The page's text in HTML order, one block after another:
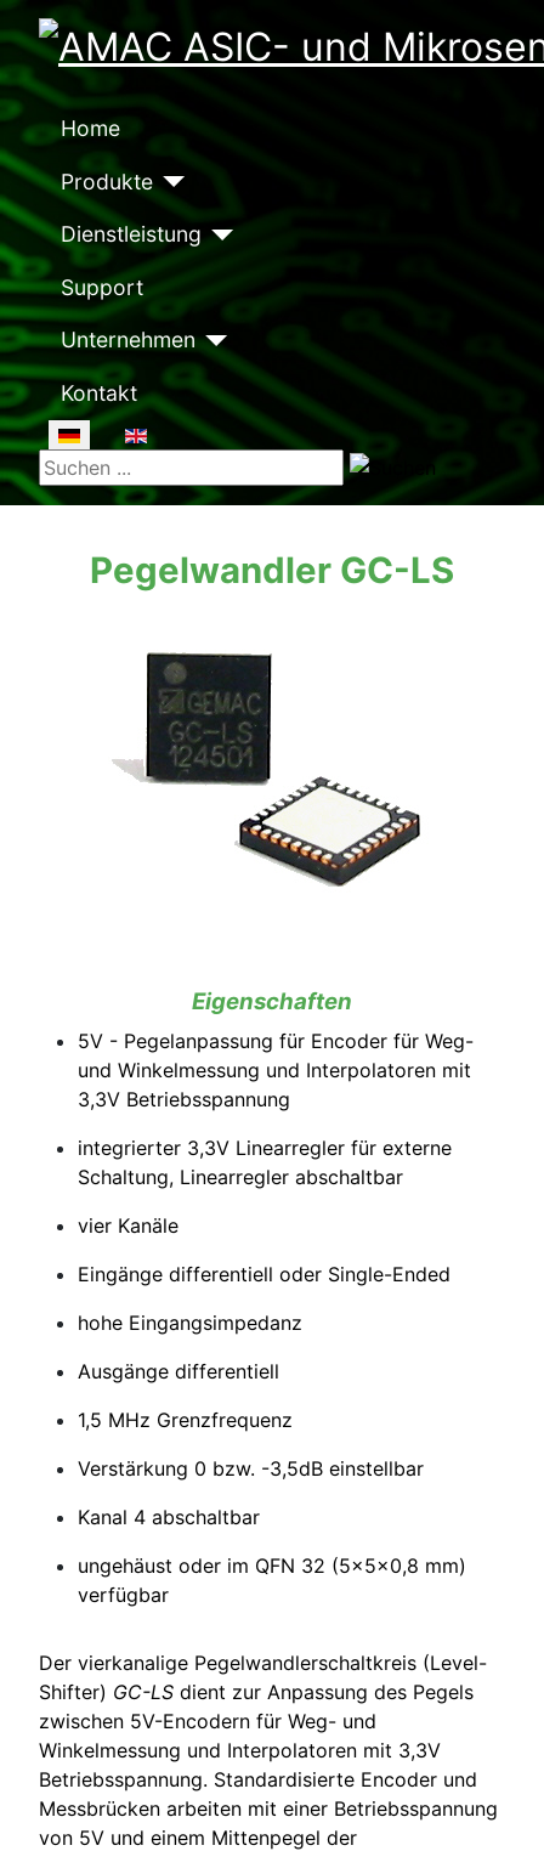
Home
Produkte
Dienstleistung
Support
Unternehmen
Kontakt
Sprache auswählen
Suchen ...
Pegelwandler GC-LS
Eigenschaften
5V - Pegelanpassung für Encoder für Weg-
und Winkelmessung und Interpolatoren mit
3,3V Betriebsspannung
integrierter 3,3V Linearregler für externe
Schaltung, Linearregler abschaltbar
vier Kanäle
Eingänge differentiell oder Single-Ended
hohe Eingangsimpedanz
Ausgänge differentiell
1,5 MHz Grenzfrequenz
Verstärkung 0 bzw. -3,5dB einstellbar
Kanal 4 abschaltbar
ungehäust oder im QFN 32 (5x5x0,8 mm)
verfügbar
Der vierkanalige Pegelwandlerschaltkreis (Level-
Shifter) GC-LS dient zur Anpassung des Pegels
zwischen 5V-Encodern für Weg- und
Winkelmessung und Interpolatoren mit 3,3V
Betriebsspannung. Standardisierte Encoder und
Messbrücken arbeiten mit einer Betriebsspannung
von 5V und einem Mittenpegel der